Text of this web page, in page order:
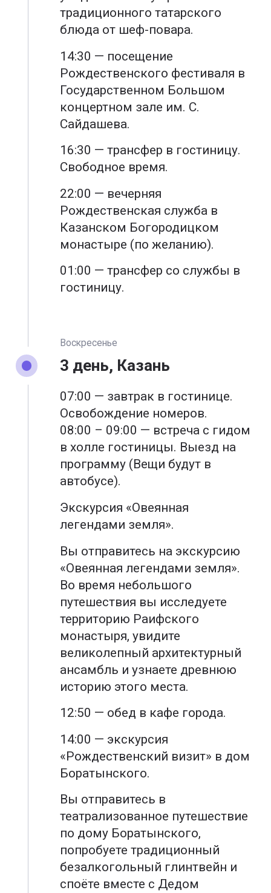
традиционного татарского
блюда от шеф-повара.
14:30 — посещение
Рождественского фестиваля в
Государственном Большом
концертном зале им. С.
Сайдашева.
16:30 — трансфер в гостиницу.
Свободное время.
22:00 — вечерняя
Рождественская служба в
Казанском Богородицком
монастыре (по желанию).
01:00 — трансфер со службы в
гостиницу.
Воскресенье
3 день, Казань
07:00 — завтрак в гостинице.
Освобождение номеров.
08:00 – 09:00 — встреча с гидом
в холле гостиницы. Выезд на
программу (Вещи будут в
автобусе).
Экскурсия «Овеянная
легендами земля».
Вы отправитесь на экскурсию
«Овеянная легендами земля».
Во время небольшого
путешествия вы исследуете
территорию Раифского
монастыря, увидите
великолепный архитектурный
ансамбль и узнаете древнюю
историю этого места.
12:50 — обед в кафе города.
14:00 — экскурсия
«Рождественский визит» в дом
Боратынского.
Вы отправитесь в
театрализованное путешествие
по дому Боратынского,
попробуете традиционный
безалкогольный глинтвейн и
споёте вместе с Дедом